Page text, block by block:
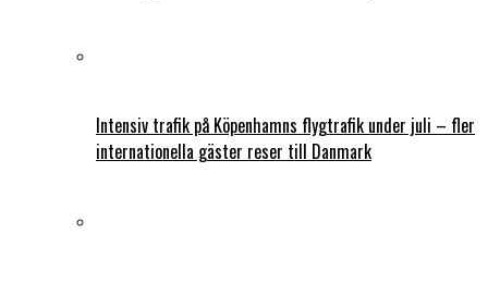
Intensiv trafik på Köpenhamns flygtrafik under juli – fler
internationella gäster reser till Danmark